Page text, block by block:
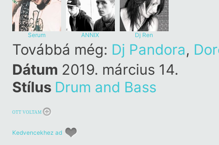
Serum ANNIX Dj Ren
Továbbá még: Dj Pandora,
Dátum 2019. március 14.
Stílus Drum and Bass
OTT VOLTAM
Kedvencekhez ad